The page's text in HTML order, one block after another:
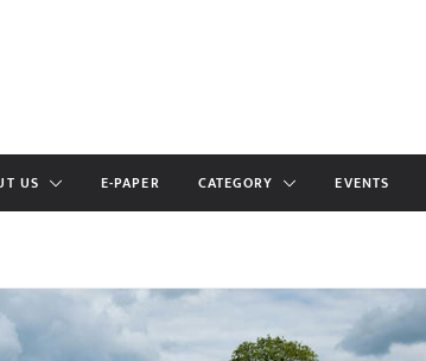
US E-PAPER CATEGORY EVENTS